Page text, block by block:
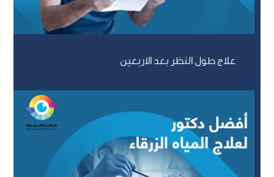
علاج طول النظر بعد الاربعين